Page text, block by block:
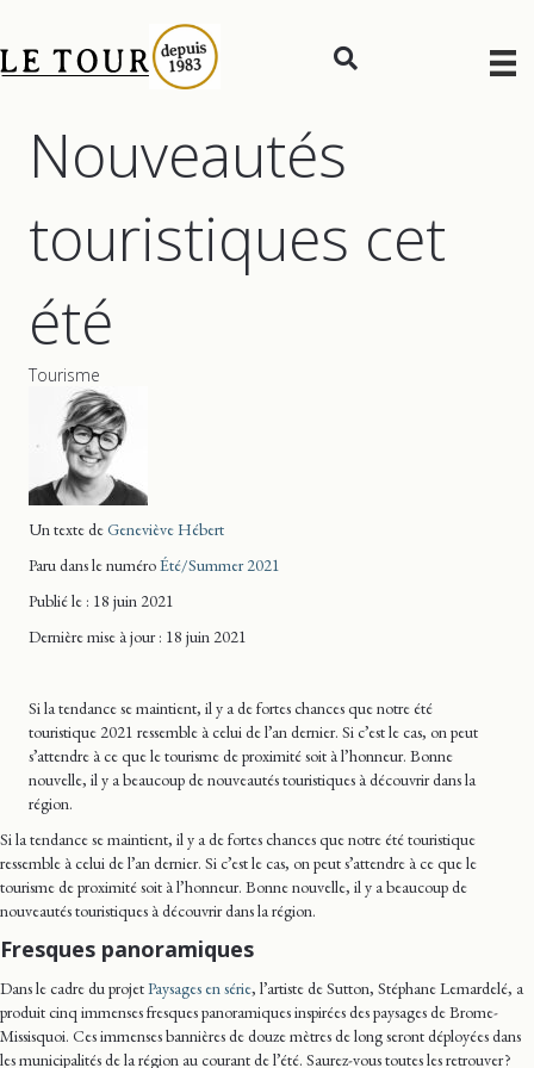
Nouveautés
touristiques cet
été
Tourisme
Un texte deGeneviève Hébert
Paru dans le numéroÉté/Summer 2021
Publié le : 18 juin 2021
Dernière mise à jour: 18 juin 2021
Si la tendance se maintient, il y a de fortes chances que notre été
touristique 2021 ressemble à celui de l’an dernier. Si c’est le cas, on peut
s’attendre à ce que le tourisme de proximité soit à l’honneur. Bonne
nouvelle, il y a beaucoup de nouveautés touristiques à découvrir dans la
région.
Si la tendance se maintient, il y a de fortes chances que notre été touristique
ressemble à celui de l’an dernier. Si c’est le cas, on peut s’attendre à ce que le
tourisme de proximité soit à l’honneur. Bonne nouvelle, il y a beaucoup de
nouveautés touristiques à découvrir dans la région.
Fresques panoramiques
Dans le cadre du projetPaysages en série, l’artiste de Sutton, Stéphane Lemardelé, a
produit cinq immenses fresques panoramiques inspirées des paysages de Brome-
Missisquoi. Ces immenses bannières de douze mètres de long seront déployées dans
les municipalités de la région au courant de l’été. Saurez-vous toutes les retrouver ?